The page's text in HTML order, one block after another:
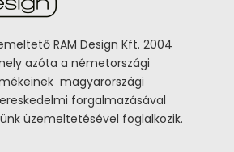
RAM Design Kft. 2004
azóta a németországi
magyarországi
forgalmazásával
üzemeltetésével foglalkozik.